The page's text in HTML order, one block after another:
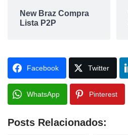
New Braz Compra
Lista P2P
Facebook Twitter
WhatsApp Pinterest
Posts Relacionados: